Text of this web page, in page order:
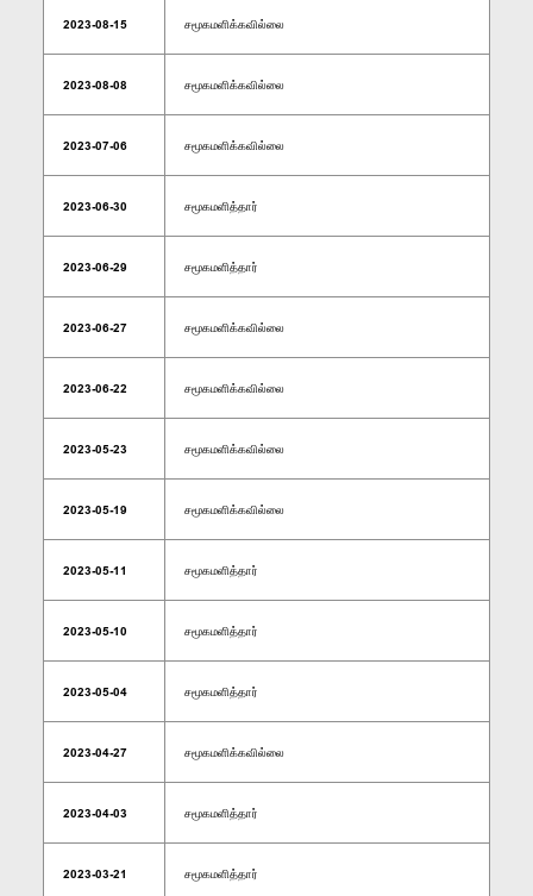
2023-08-15 சமூகமளிக்கவில்லை
2023-08-08 சமூகமளிக்கவில்லை
2023-07-06 சமூகமளிக்கவில்லை
2023-06-30 சமூகமளித்தார்
2023-06-29 சமூகமளித்தார்
2023-06-27 சமூகமளிக்கவில்லை
2023-06-22 சமூகமளிக்கவில்லை
2023-05-23 சமூகமளிக்கவில்லை
2023-05-19 சமூகமளிக்கவில்லை
2023-05-11 சமூகமளித்தார்
2023-05-10 சமூகமளித்தார்
2023-05-04 சமூகமளித்தார்
2023-04-27 சமூகமளிக்கவில்லை
2023-04-03 சமூகமளித்தார்
2023-03-21 சமூகமளித்தார்